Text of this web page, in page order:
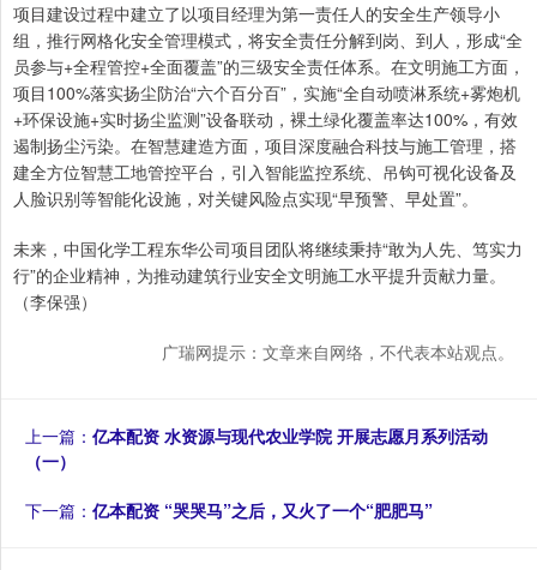
项目建设过程中建立了以项目经理为第一责任人的安全生产领导小
组，推行网格化安全管理模式，将安全责任分解到岗、到人，形成“全
员参与+全程管控+全面覆盖”的三级安全责任体系。在文明施工方面，
项目100%落实扬尘防治“六个百分百”，实施“全自动喷淋系统+雾炮机
+环保设施+实时扬尘监测”设备联动，裸土绿化覆盖率达100%，有效
遏制扬尘污染。在智慧建造方面，项目深度融合科技与施工管理，搭
建全方位智慧工地管控平台，引入智能监控系统、吊钩可视化设备及
人脸识别等智能化设施，对关键风险点实现“早预警、早处置”。
未来，中国化学工程东华公司项目团队将继续秉持“敢为人先、笃实力
行”的企业精神，为推动建筑行业安全文明施工水平提升贡献力量。
（李保强）
广瑞网提示：文章来自网络，不代表本站观点。
上一篇： 亿本配资 水资源与现代农业学院 开展志愿月系列活动
（一）
下一篇： 亿本配资 “哭哭马”之后，又火了一个“肥肥马”